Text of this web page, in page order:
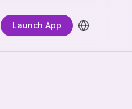
Launch App